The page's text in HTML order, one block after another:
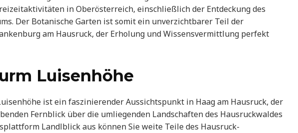
in Oberösterreich, einschließlich der Entdeckung des
Der Botanische Garten ist somit ein unverzichtbarer Teil der
am Hausruck, der Erholung und Wissensvermittlung perfekt
Luisenhöhe
ist ein faszinierender Aussichtspunkt in Haag am Hausruck, der
Fernblick über die umliegenden Landschaften des Hausruckwaldes
Landlblick aus können Sie weite Teile des Hausruck-